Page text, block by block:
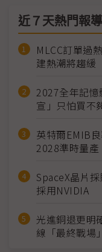
近７天熱門報導
MLCC訂單過
建熱潮將趨緩
2027全年記
宣」只怕買不
英特爾EMIB
2028準時量產
SpaceX晶片
採用NVIDIA
光進銅退更明
線「最終戰場」